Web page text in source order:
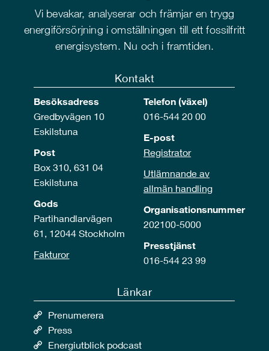
Vi bevakar, analyserar och främjar en trygg
energiförsörjning i omställningen till ett fossilfritt
energisystem. Nu och i framtiden.
Kontakt
Besöksadress
Gredbyvägen 10
Eskilstuna
Post
Box 310, 631 04
Eskilstuna
Gods
Partihandlarvägen
61, 12044 Stockholm
Fakturor
Telefon (växel)
016-544 20 00
E-post
Registrator
Utlämnande av
allmän handling
Organisationsnummer
202100-5000
Presstjänst
016-544 23 99
Länkar
Prenumerera
Press
Energiutblick podcast